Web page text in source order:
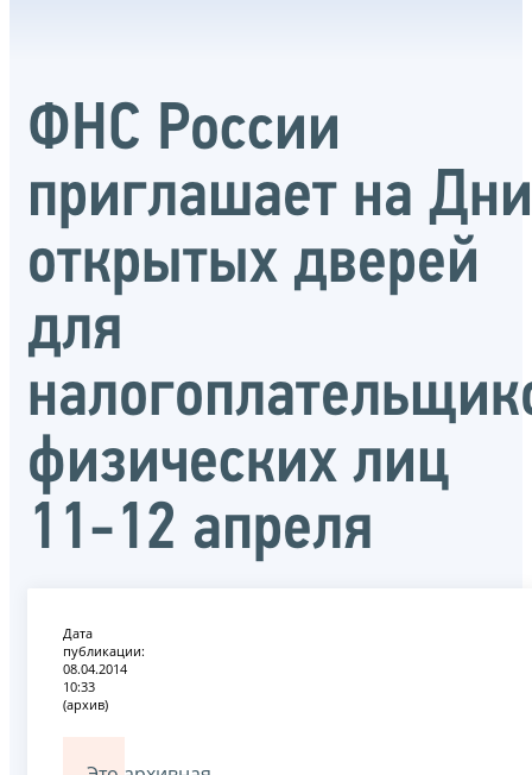
ФНС России
приглашает на Дни
открытых дверей
для
физических лиц
11-12 апреля
Дата
публикации:
08.04.2014
10:33
(архив)